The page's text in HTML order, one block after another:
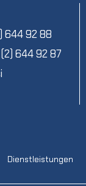
644 92 88
644 92 87
Dienstleistungen